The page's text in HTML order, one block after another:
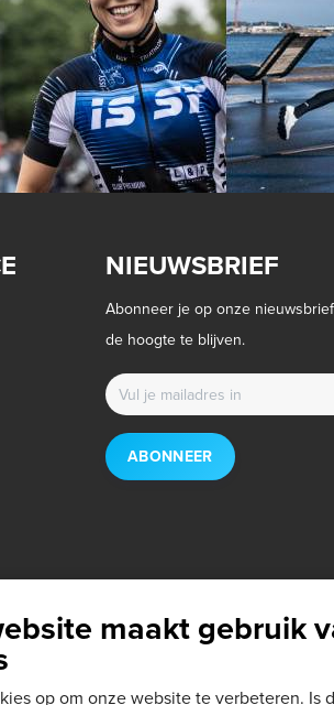
NIEUWSBRIEF
Abonneer je op onze
de hoogte te blijven.
ABONNEER
maakt gebruik
op om onze website te verbeteren. Is